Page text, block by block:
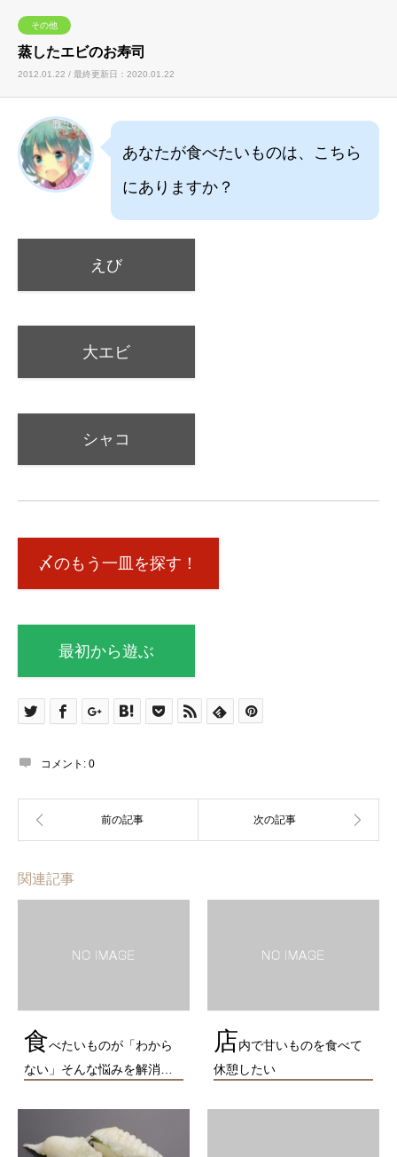
その他
蒸したエビのお寿司
2012.01.22 / 最終更新日：2020.01.22
あなたが食べたいものは、こちら
にありますか？
えび
大エビ
シャコ
〆のもう一皿を探す！
最初から遊ぶ
コメント: 0
関連記事
食べたいものが「わから
ない」そんな悩みを解消…
店内で甘いものを食べて
休憩したい